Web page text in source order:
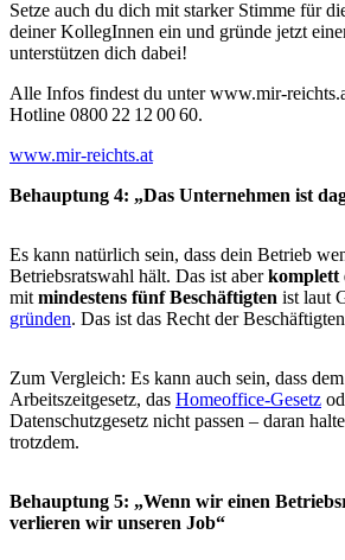
Setze auch du dich mit starker Stimme für
deiner KollegInnen ein und gründe jetzt
unterstützen dich dabei!
Alle Infos findest du unter www.mir-
Hotline 0800 22 12 00 60.
www.mir-reichts.at
Behauptung 4: „Das Unternehmen ist
Es kann natürlich sein, dass dein Betrieb
Betriebsratswahl hält. Das ist aberkomplett
mit mindestens fünf Beschäftigten ist laut
gründen. Das ist das Recht der
Zum Vergleich: Es kann auch sein, dass
Arbeitszeitgesetz, das Homeoffice-Gesetz
Datenschutzgesetz nicht passen – daran
trotzdem.
Behauptung 5: „Wenn wir einen
verlieren wir unseren Job“